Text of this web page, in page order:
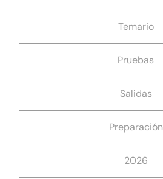
Temario
Pruebas
Salidas
Preparación
2026